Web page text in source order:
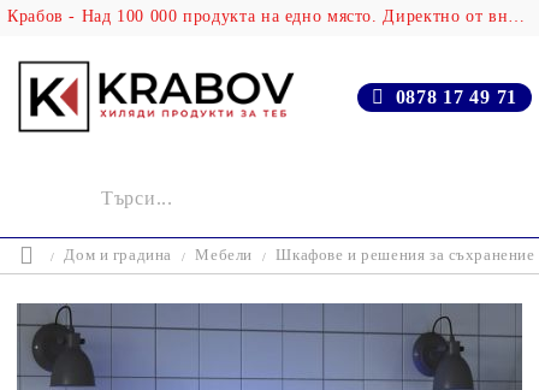
Крабов - Над 100 000 продукта на едно място. Директно от вносителя!
0878 17 49 71
Дом и градина Мебели Шкафове и решения за съхранение